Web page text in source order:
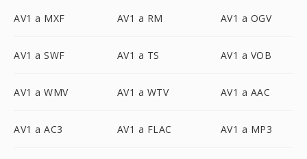
AV1 a MXF AV1 a RM AV1 a OGV
AV1 a SWF AV1 a TS AV1 a VOB
AV1 a WMV AV1 a WTV AV1 a AAC
AV1 a AC3 AV1 a FLAC AV1 a MP3